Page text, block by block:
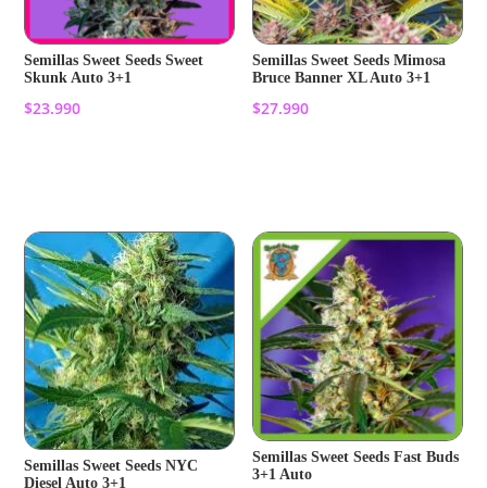
Semillas Sweet Seeds Sweet
Skunk Auto 3+1
$23.990
Semillas Sweet Seeds Mimosa
Bruce Banner XL Auto 3+1
$27.990
Semillas Sweet Seeds NYC
Diesel Auto 3+1
Semillas Sweet Seeds Fast Buds
3+1 Auto